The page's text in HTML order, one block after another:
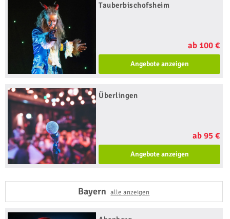
Tauberbischofsheim
ab 100 €
Angebote anzeigen
Überlingen
ab 95 €
Angebote anzeigen
Bayernalle anzeigen